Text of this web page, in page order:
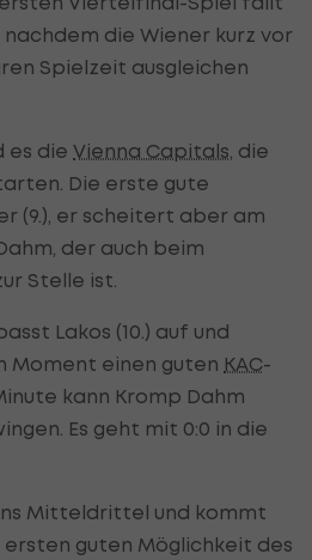
die Wiener kurz vor
Spielzeit ausgleichen
es die Vienna Capitals , die
Die erste gute
(9.), er scheitert aber am
der auch beim
Stelle ist.
Lakos (10.) auf und
einen guten KAC-
kann Kromp Dahm
Es geht mit 0:0 in die
Mitteldrittel und kommt
ersten guten Möglichkeit des